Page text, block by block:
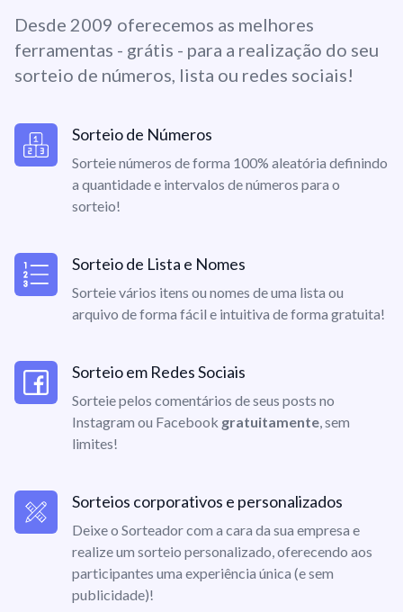
Desde 2009 oferecemos as melhores
ferramentas - grátis - para a realização do seu
sorteio de números, lista ou redes sociais!
Sorteio de Números
Sorteie números de forma 100% aleatória definindo
a quantidade e intervalos de números para o
sorteio!
Sorteio de Lista e Nomes
Sorteie vários itens ou nomes de uma lista ou
arquivo de forma fácil e intuitiva de forma gratuita!
Sorteio em Redes Sociais
Sorteie pelos comentários de seus posts no
Instagram ou Facebook gratuitamente, sem
limites!
Sorteios corporativos e personalizados
Deixe o Sorteador com a cara da sua empresa e
realize um sorteio personalizado, oferecendo aos
participantes uma experiência única (e sem
publicidade)!